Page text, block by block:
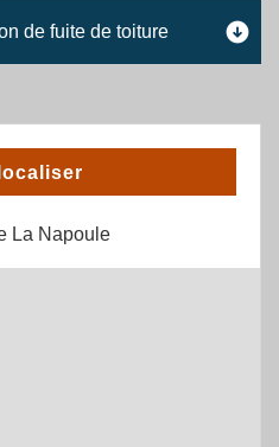
de fuite de toiture
La Napoule